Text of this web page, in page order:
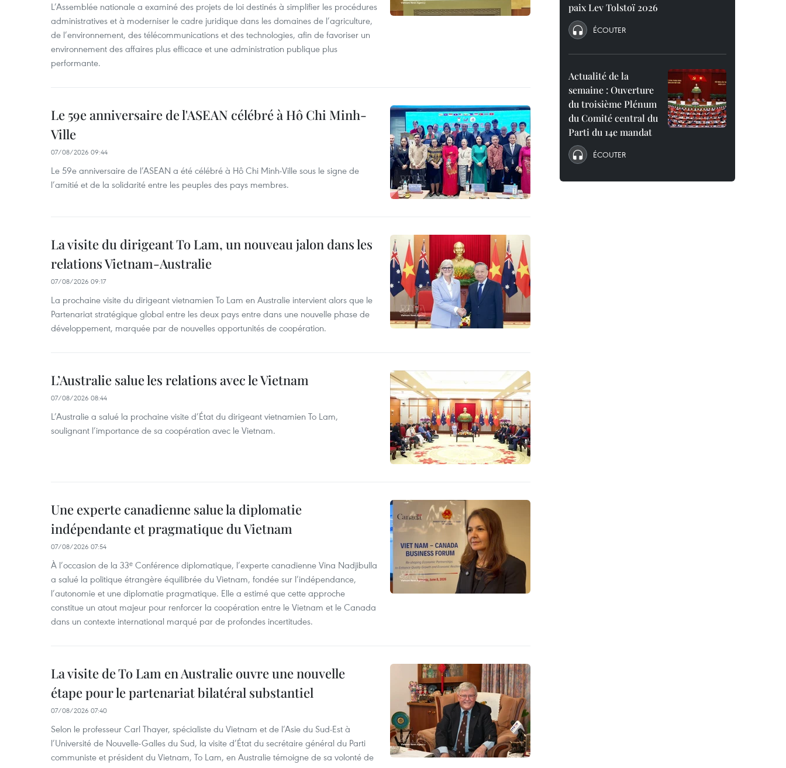
L’Assemblée nationale a examiné des projets de loi destinés à simplifier les procédures
administratives et à moderniser le cadre juridique dans les domaines de l’agriculture,
de l’environnement, des télécommunications et des technologies, afin de favoriser un
environnement des affaires plus efficace et une administration publique plus
performante.
Le 59e anniversaire de l'ASEAN célébré à Hô Chi Minh-
Ville
07/08/2026 09:44
Le 59e anniversaire de l’ASEAN a été célébré à Hô Chi Minh-Ville sous le signe de
l’amitié et de la solidarité entre les peuples des pays membres.
La visite du dirigeant To Lam, un nouveau jalon dans les
relations Vietnam-Australie
07/08/2026 09:17
La prochaine visite du dirigeant vietnamien To Lam en Australie intervient alors que le
Partenariat stratégique global entre les deux pays entre dans une nouvelle phase de
développement, marquée par de nouvelles opportunités de coopération.
L’Australie salue les relations avec le Vietnam
07/08/2026 08:44
L’Australie a salué la prochaine visite d’État du dirigeant vietnamien To Lam,
soulignant l’importance de sa coopération avec le Vietnam.
Une experte canadienne salue la diplomatie
indépendante et pragmatique du Vietnam
07/08/2026 07:54
À l’occasion de la 33ᵉ Conférence diplomatique, l’experte canadienne Vina Nadjibulla
a salué la politique étrangère équilibrée du Vietnam, fondée sur l’indépendance,
l’autonomie et une diplomatie pragmatique. Elle a estimé que cette approche
constitue un atout majeur pour renforcer la coopération entre le Vietnam et le Canada
dans un contexte international marqué par de profondes incertitudes.
La visite de To Lam en Australie ouvre une nouvelle
étape pour le partenariat bilatéral substantiel
07/08/2026 07:40
Selon le professeur Carl Thayer, spécialiste du Vietnam et de l’Asie du Sud-Est à
l’Université de Nouvelle-Galles du Sud, la visite d’État du secrétaire général du Parti
communiste et président du Vietnam, To Lam, en Australie témoigne de sa volonté de
paix Lev Tolstoï 2026
ÉCOUTER
Actualité de la
semaine : Ouverture
du troisième Plénum
du Comité central du
Parti du 14e mandat
ÉCOUTER